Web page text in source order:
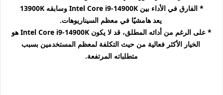
* الفارق في الأداء بين Intel Core i9-14900K وسابقه 13900K
يعد هامشيًا في معظم السيناريوهات.
* على الرغم من أدائه المطلق، قد لا يكون Intel Core i9-14900K هو
الخيار الأكثر فعالية من حيث التكلفة لمعظم المستخدمين بسبب
متطلباته المرتفعة.